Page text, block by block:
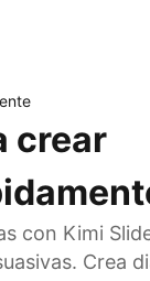
crear
con Kimi
Crea